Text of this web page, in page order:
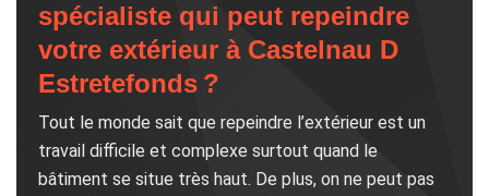
spécialiste qui peut repeindre
votre extérieur à Castelnau D
Estretefonds ?
Tout le monde sait que repeindre l’extérieur est un
travail difficile et complexe surtout quand le
bâtiment se situe très haut. De plus, on ne peut pas